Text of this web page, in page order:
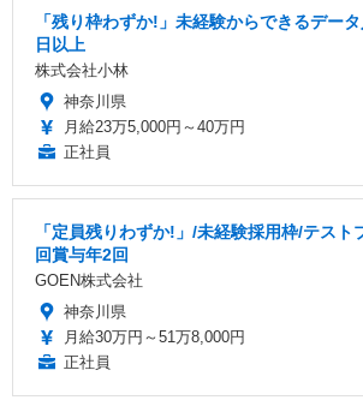
「残り枠わずか!」未経験からできるデー
日以上
株式会社小林
神奈川県
月給23万5,000円～40万円
正社員
「定員残りわずか!」/未経験採用枠/テスト
回賞与年2回
GOEN株式会社
神奈川県
月給30万円～51万8,000円
正社員